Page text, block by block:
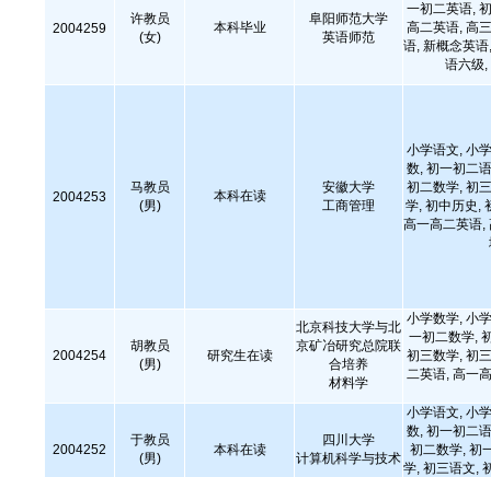
2004259
许教员
(女)
本科毕业
阜阳师范大学
英语师范
一初二英语,
高二英语, 高
语, 新概念英
语六级,
2004253
马教员
(男)
本科在读
安徽大学
工商管理
小学语文, 小
数, 初一初二
初二数学, 初
学, 初中历史,
高一高二英语,
2004254
胡教员
(男)
研究生在读
北京科技大学与北
京矿冶研究总院联
合培养
材料学
小学数学, 小
一初二数学,
初三数学, 初
二英语, 高一
2004252
于教员
(男)
本科在读
四川大学
计算机科学与技术
小学语文, 小
数, 初一初二
初二数学, 初
学, 初三语文,